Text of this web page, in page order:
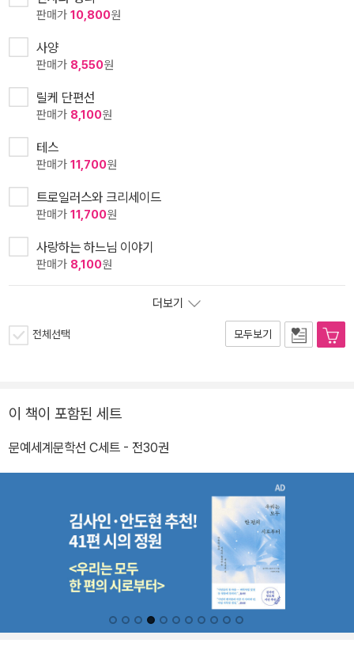
판매가 10,800원
사양
판매가 8,550원
릴케 단편선
판매가 8,100원
테스
판매가 11,700원
트로일러스와 크리세이드
판매가 11,700원
사랑하는 하느님 이야기
판매가 8,100원
더보기
전체선택 모두보기
이 책이 포함된 세트
문예세계문학선 C세트 - 전30권